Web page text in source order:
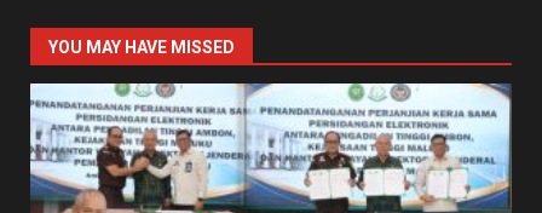
YOU MAY HAVE MISSED